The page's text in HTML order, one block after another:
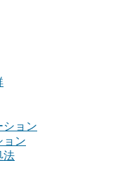
ション
ョン
法